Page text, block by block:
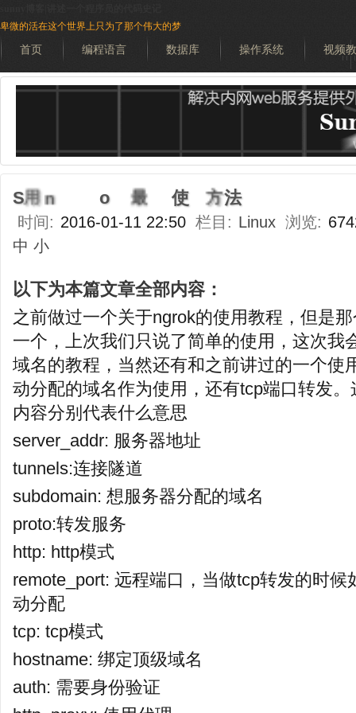
卑微的活在这个世界上只为了那个伟大的梦
搜索
首页 编程语言 数据库 操作系统 视频
时间: 2016-01-11 22:50 栏目: Linux 浏览:
中 小
以下为本篇文章全部内容：
之前做过一个关于ngrok的使用教程，但是
一个，上次我们只说了简单的使用，这次我
域名的教程，当然还有和之前讲过的一个使
动分配的域名作为使用，还有tcp端口转发
内容分别代表什么意思
server_addr: 服务器地址
tunnels:连接隧道
subdomain: 想服务器分配的域名
proto:转发服务
http: http模式
remote_port: 远程端口，当做tcp转发的时
动分配
tcp: tcp模式
hostname: 绑定顶级域名
auth: 需要身份验证